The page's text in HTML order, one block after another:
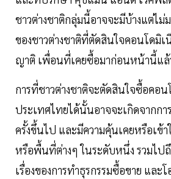
ชาวต่างชาติกลุ่มนี้อาจจะมีบ้างแต่ไ
ของชาวต่างชาติที่ตัดสินใจคอนโดมิเ
ญาติ เพื่อนที่เคยซื้อมาก่อนหน้านี้แล้
การที่ชาวต่างชาติจะตัดสินใจซื้อคอน
ประเทศไทยได้นั้นอาจจะเกิดจากกา
ครั้งขึ้นไป และมีความคุ้นเคยหรือเข้า
หรือพื้นที่ต่างๆ ในระดับหนึ่ง รวมไปถึ
เรื่องของการทำธุรกรรมซื้อขาย และ